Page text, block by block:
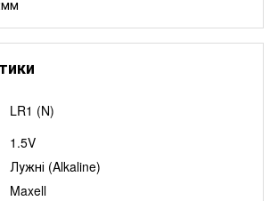
LR1 (N)
1.5V
Лужні (Alkaline)
Maxell